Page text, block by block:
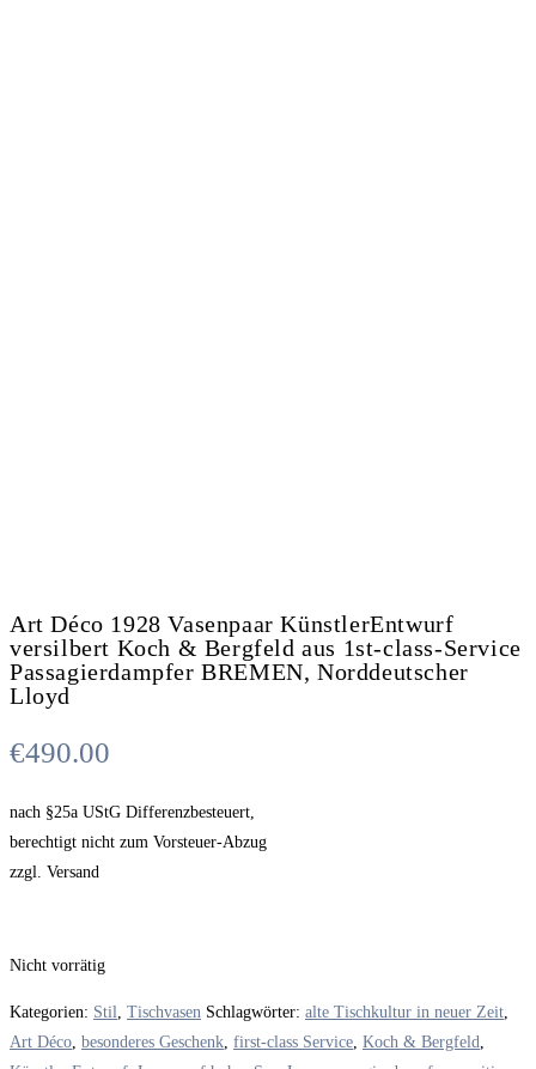
Art Déco 1928 Vasenpaar KünstlerEntwurf
versilbert Koch & Bergfeld aus 1st-class-Service
Passagierdampfer BREMEN, Norddeutscher
Lloyd
€490.00
nach §25a UStG Differenzbesteuert,
berechtigt nicht zum Vorsteuer-Abzug
zzgl. Versand
Nicht vorrätig
Kategorien: Stil Tischvasen Schlagwörter: alte Tischkultur in neuer Zeit
Art Déco besonderes Geschenk first-class Service Koch & Bergfeld